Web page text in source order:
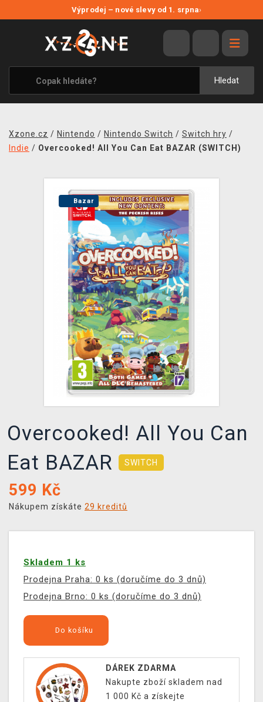
Výprodej – nové slevy od 1. srpna›
Hledat
VÝPRODEJ
VIDEOHRY
XZONE ORIGINALS
TÉMATIKY
MERCHANDISE
XZONE KLUB
TCG & BOARDGAME HUB
VÝKUP HER (BAZAR)
Xzone.cz / Nintendo / Nintendo Switch / Switch hry /
Indie / Overcooked! All You Can Eat BAZAR (SWITCH)
Bazar
Overcooked! All You Can
Eat BAZAR
SWITCH
599 Kč
Nákupem získáte 29 kreditů
Skladem 1 ks
Prodejna Praha: 0 ks (doručíme do 3 dnů)
Prodejna Brno: 0 ks (doručíme do 3 dnů)
Do košíku
DÁREK ZDARMA
Nakupte zboží skladem nad
1 000 Kč a získejte